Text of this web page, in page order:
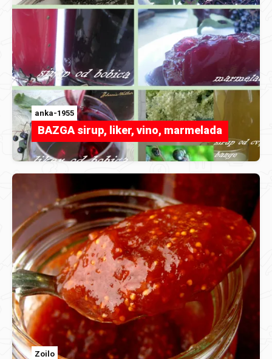
anka-1955
BAZGA sirup, liker, vino, marmelada
Zoilo